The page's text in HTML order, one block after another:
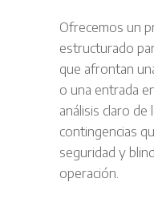
Ofrecemos un
estructurado
que afrontan
o una entrada
análisis claro
contingencias
seguridad y
operación.